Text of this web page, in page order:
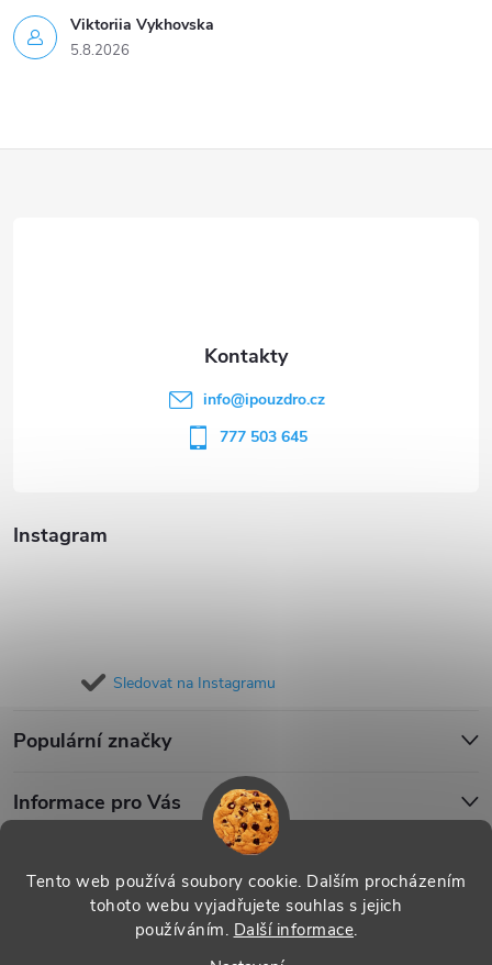
Tento web používá soubory cookie. Dalším procházením
tohoto webu vyjadřujete souhlas s jejich
používáním. Další informace.
Viktoriia Vykhovska
5.8.2026
Instagram
Sledovat na Instagramu
Populární značky
Informace pro Vás
info@ipouzdro.cz
777 503 645
Copyright 2026 . Všechna práva vyhrazena.